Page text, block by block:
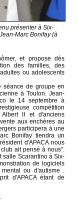
présenter à Six-
Marc Bonifay (à
et propose dès
des familles, des
ou adolescents
séance de groupe en
à Toulon. Jean-
le 14 septembre à
compétition
II et d'anciens
aux enchères au
participera à une
Bonifay tiendra un
d'APACA nous
ait pensé à nous".
salle Scarantino à Six-
de logiciels
ou d'autisme .
d'APACA étant de